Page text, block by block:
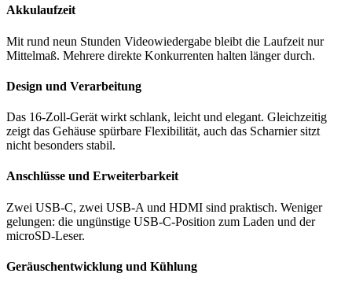
Akkulaufzeit
Mit rund neun Stunden Videowiedergabe bleibt die Laufzeit nur
Mittelmaß. Mehrere direkte Konkurrenten halten länger durch.
Design und Verarbeitung
Das 16-Zoll-Gerät wirkt schlank, leicht und elegant. Gleichzeitig
zeigt das Gehäuse spürbare Flexibilität, auch das Scharnier sitzt
nicht besonders stabil.
Anschlüsse und Erweiterbarkeit
Zwei USB-C, zwei USB-A und HDMI sind praktisch. Weniger
gelungen: die ungünstige USB-C-Position zum Laden und der
microSD-Leser.
Geräuschentwicklung und Kühlung